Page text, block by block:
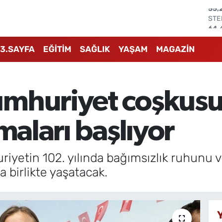
3.SAYFA EĞİTİM SAĞLIK YAŞAM MAGAZİN
başlıyor
102. yılında bağımsızlık
birlikte yaşatacak.